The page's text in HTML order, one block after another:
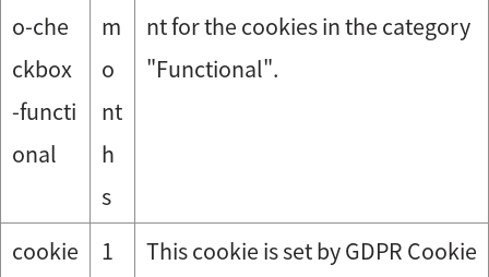
o-che
ckbox
-functi
onal
m
o
nt
h
s
nt for the cookies in the category
"Functional".
cookie
1
This cookie is set by GDPR Cookie